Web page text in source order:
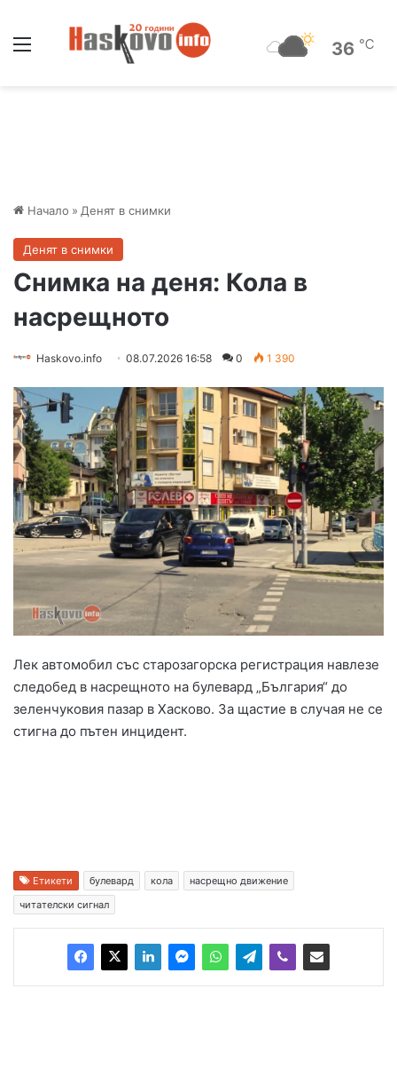
36 ℃
Начало » Денят в снимки
Денят в снимки
Снимка на деня: Кола в
насрещното
Haskovo.info 08.07.2026 16:58 0 1 390
Лек автомобил със старозагорска регистрация навлезе
следобед в насрещното на булевард „България“ до
зеленчуковия пазар в Хасково. За щастие в случая не се
стигна до пътен инцидент.
Етикети булевард кола
насрещно движение
читателски сигнал